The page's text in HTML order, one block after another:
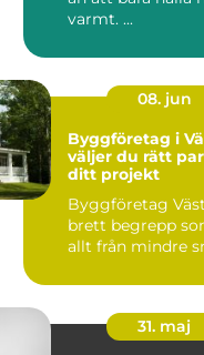
varmt. ...
08. jun
Byggföretag i
väljer du rätt
ditt projekt
Byggföretag
brett begrepp
allt från mindre
31. maj